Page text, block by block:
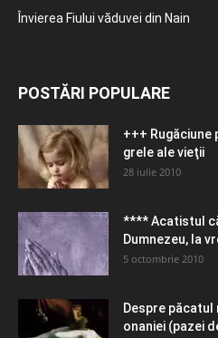
Învierea Fiului văduvei din Nain
POSTĂRI POPULARE
+++
grele ale vieţii
28 iulie 2010
**** Acatistul
Dumnezeu, la
5 octombrie 2010
Despre
onaniei (pazei